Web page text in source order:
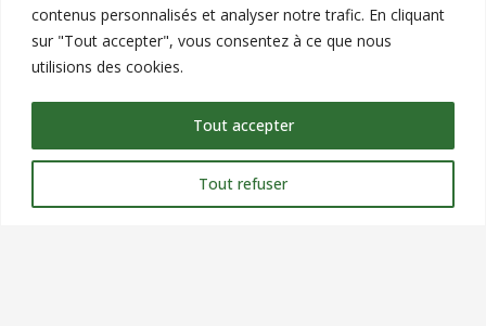
contenus personnalisés et analyser notre trafic. En cliquant
sur "Tout accepter", vous consentez à ce que nous
utilisions des cookies.
Tout refuser
Tout accepter
Contact
commercial@verteole.com